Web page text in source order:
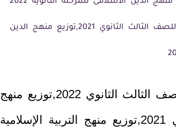
pdf,توزيع منهج الدين الاسلامى للصف الثالث الثانوي 2021,توزيع منهج الدين
توزيع منهج التربية الدينية للصف الثالث الثانوي 2022,توزيع منهج
الدين للصف الثاني الابتدائي 2021,توزيع منهج التربية الإسلامية